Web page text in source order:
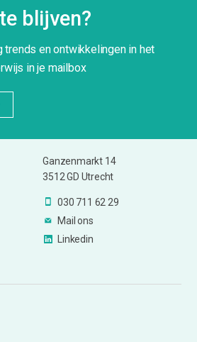
blijven?
trends en ontwikkelingen in het
in je mailbox
Ganzenmarkt 14
3512 GD Utrecht
030 711 62 29
Mail ons
Linkedin